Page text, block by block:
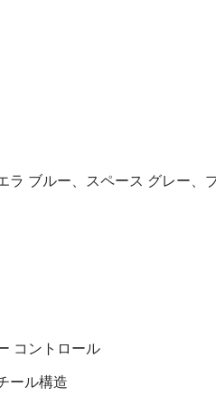
ラ ブルー、スペース グレー
コントロール
ール構造